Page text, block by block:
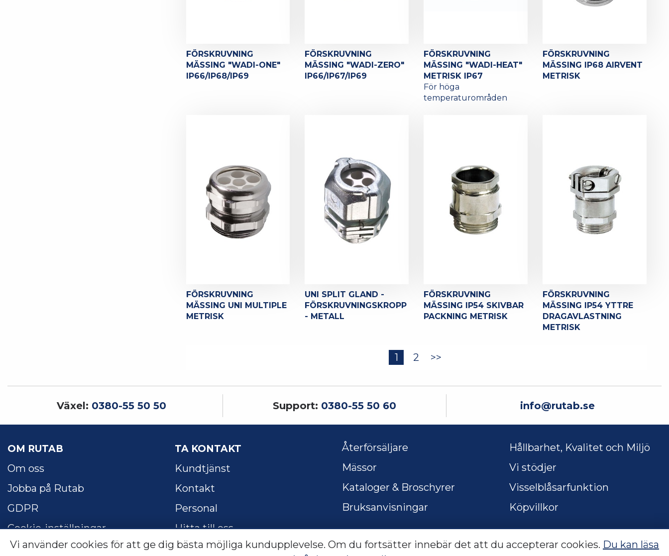
FÖRSKRUVNING
MÄSSING "WADI-ONE"
IP66/IP68/IP69
FÖRSKRUVNING
MÄSSING "WADI-ZERO"
IP66/IP67/IP69
FÖRSKRUVNING
MÄSSING "WADI-HEAT"
METRISK IP67
För höga
temperaturområden
FÖRSKRUVNING
MÄSSING IP68 AIRVENT
METRISK
FÖRSKRUVNING
MÄSSING UNI MULTIPLE
METRISK
UNI SPLIT GLAND -
FÖRSKRUVNINGSKROPP
- METALL
FÖRSKRUVNING
MÄSSING IP54 SKIVBAR
PACKNING METRISK
FÖRSKRUVNING
MÄSSING IP54 YTTRE
DRAGAVLASTNING
METRISK
1 2 >>
Växel: 0380-55 50 50 Support: 0380-55 50 60 info@rutab.se
OM RUTAB
Om oss
Jobba på Rutab
GDPR
Cookie-inställningar
TA KONTAKT
Kundtjänst
Kontakt
Personal
Hitta till oss
Återförsäljare
Mässor
Kataloger & Broschyrer
Bruksanvisningar
Hållbarhet, Kvalitet och Miljö
Vi stödjer
Visselblåsarfunktion
Köpvillkor
Vi använder cookies för att ge dig bästa möjliga kundupplevelse. Om du fortsätter innebär det att du accepterar cookies. Du kan läsa